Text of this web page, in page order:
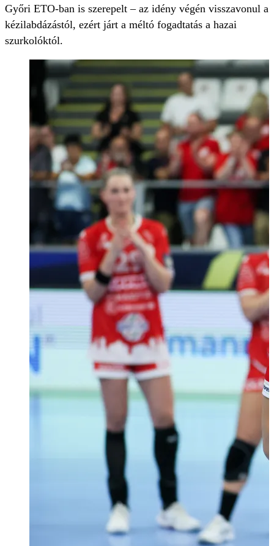
Győri ETO-ban is szerepelt – az idény végén visszavonul a
kézilabdázástól, ezért járt a méltó fogadtatás a hazai
szurkolóktól.